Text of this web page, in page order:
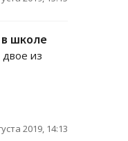
школе
двое из
2019, 14:13